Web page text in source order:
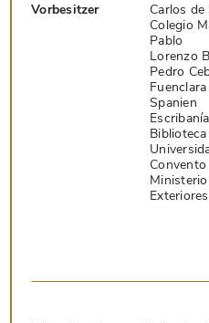
Vorbesitzer
Carlos
Colegio
Pablo
Lorenzo
Pedro
Spanien
Exteriores